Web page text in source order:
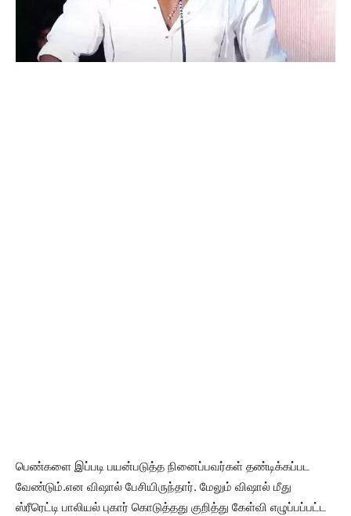
பெண்களை இப்படி பயன்படுத்த நினைப்பவர்கள் தண்டிக்கப்பட
வேண்டும்.என விஷால் பேசியிருந்தார். மேலும் விஷால் மீது
ஸ்ரீரெட்டி பாலியல் புகார் கொடுத்தது குறித்து கேள்வி எழுப்பப்பட்ட